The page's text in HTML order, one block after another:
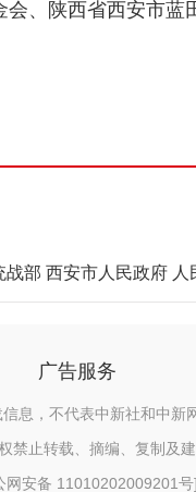
、陕西省西安市蓝
战部 西安市人民政府 人
广告服务
息，不代表中新社和中新
禁止转载、摘编、复制及
网安备 11010202009201号